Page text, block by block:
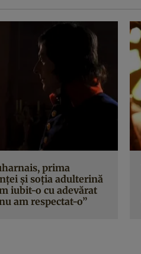
prima
şi soţia adulterină
iubit-o cu adevărat
am respectat-o”